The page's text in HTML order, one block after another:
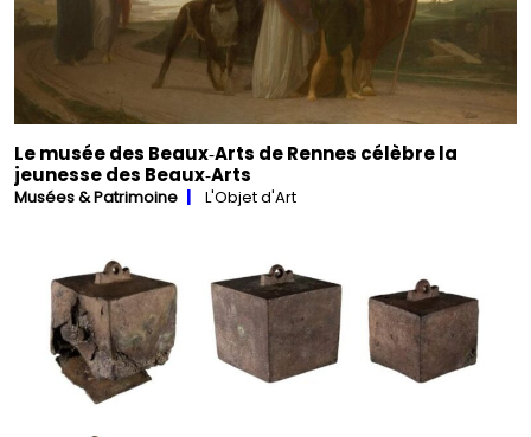
Le musée des Beaux‑Arts de Rennes célèbre la
jeunesse des Beaux‑Arts
Musées & Patrimoine L'Objet d'Art